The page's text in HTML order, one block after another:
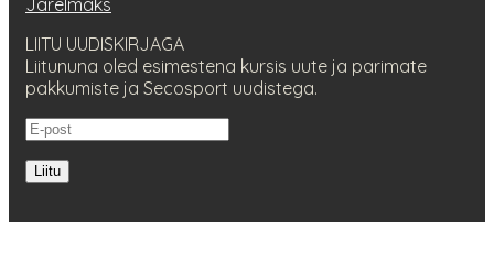
Järelmaks
LIITU UUDISKIRJAGA
Liitununa oled esimestena kursis uute ja parimate
pakkumiste ja Secosport uudistega.
Liitu